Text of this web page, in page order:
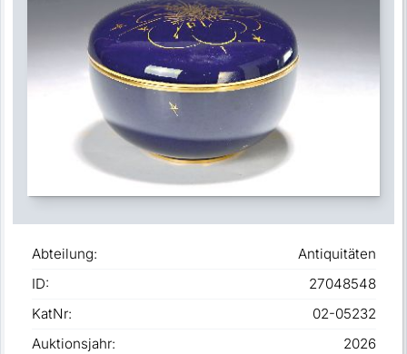
Abteilung:
Antiquitäten
ID:
27048548
KatNr:
02-05232
Auktionsjahr:
2026